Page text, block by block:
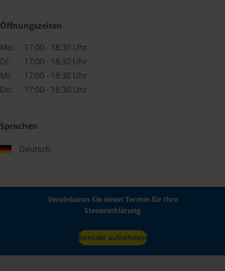
Öffnungszeiten
Mo:
17:00 - 18:30 Uhr
Di:
17:00 - 18:30 Uhr
Mi:
17:00 - 18:30 Uhr
Do:
17:00 - 18:30 Uhr
Sprachen
Deutsch
Vereinbaren Sie einen Termin für Ihre
Steuererklärung
Kontakt aufnehmen